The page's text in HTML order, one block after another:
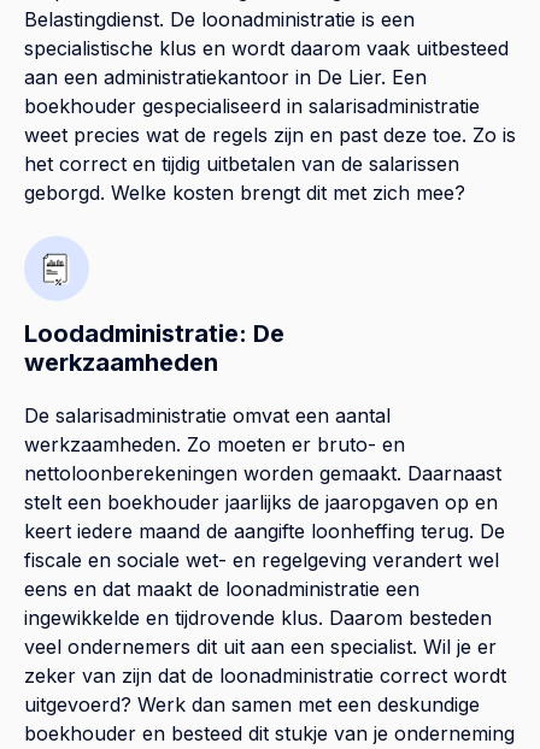
Belastingdienst. De loonadministratie is een
specialistische klus en wordt daarom vaak uitbesteed
aan een administratiekantoor in De Lier. Een
boekhouder gespecialiseerd in salarisadministratie
weet precies wat de regels zijn en past deze toe. Zo is
het correct en tijdig uitbetalen van de salarissen
geborgd. Welke kosten brengt dit met zich mee?
Loodadministratie: De
werkzaamheden
De salarisadministratie omvat een aantal
werkzaamheden. Zo moeten er bruto- en
nettoloonberekeningen worden gemaakt. Daarnaast
stelt een boekhouder jaarlijks de jaaropgaven op en
keert iedere maand de aangifte loonheffing terug. De
fiscale en sociale wet- en regelgeving verandert wel
eens en dat maakt de loonadministratie een
ingewikkelde en tijdrovende klus. Daarom besteden
veel ondernemers dit uit aan een specialist. Wil je er
zeker van zijn dat de loonadministratie correct wordt
uitgevoerd? Werk dan samen met een deskundige
boekhouder en besteed dit stukje van je onderneming